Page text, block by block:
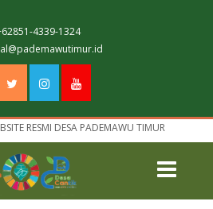
4339-1324
RESMI DESA PADEMAWU TIMUR